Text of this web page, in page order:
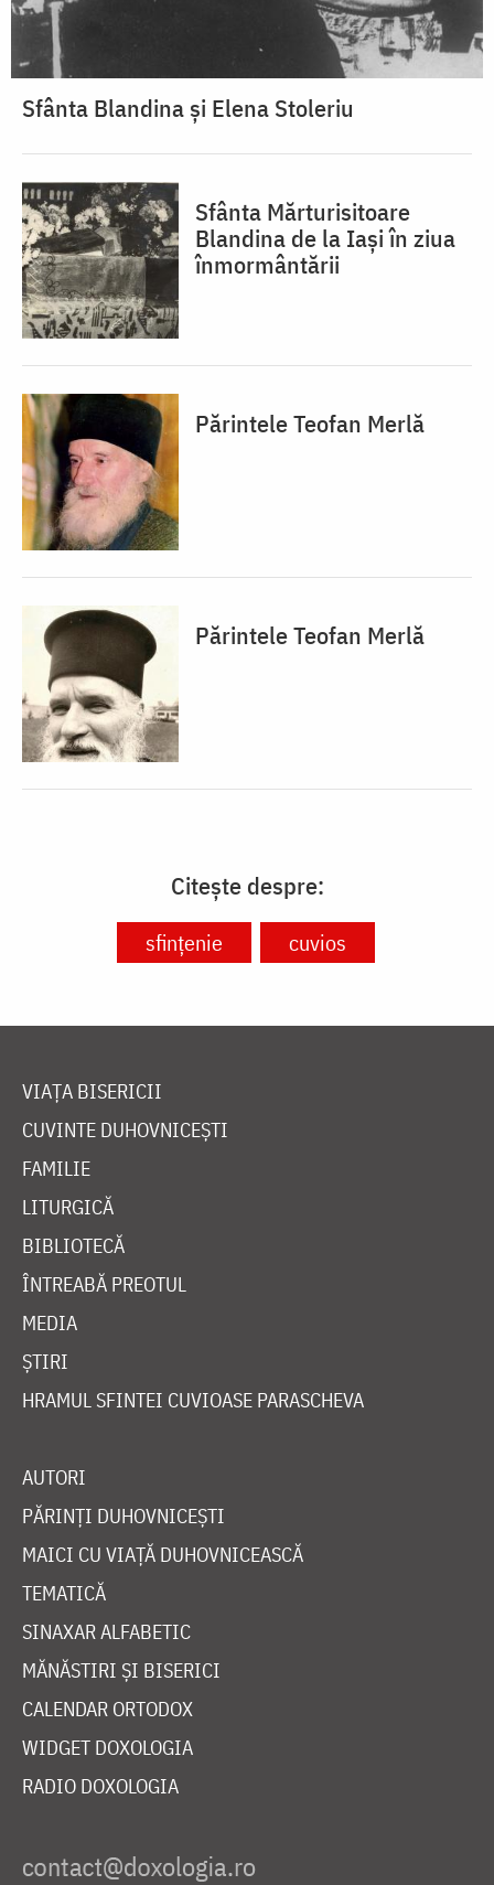
Sfânta Blandina și Elena Stoleriu
Sfânta Mărturisitoare
Blandina de la Iași în ziua
înmormântării
Părintele Teofan Merlă
Părintele Teofan Merlă
Citește despre:
sfințenie cuvios
VIAȚA BISERICII
CUVINTE DUHOVNICEȘTI
FAMILIE
LITURGICĂ
BIBLIOTECĂ
ÎNTREABĂ PREOTUL
MEDIA
ȘTIRI
HRAMUL SFINTEI CUVIOASE PARASCHEVA
AUTORI
PĂRINȚI DUHOVNICEȘTI
MAICI CU VIAȚĂ DUHOVNICEASCĂ
TEMATICĂ
SINAXAR ALFABETIC
MĂNĂSTIRI ȘI BISERICI
CALENDAR ORTODOX
WIDGET DOXOLOGIA
RADIO DOXOLOGIA